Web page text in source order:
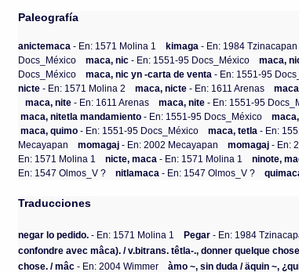
Paleografía
anictemaca - En: 1571 Molina 1 kimaga - En: 1984 Tzinacapan
Docs_México
maca, nic - En: 1551-95 Docs_México maca,
Docs_México
maca, nic yn -carta de venta - En: 1551-95
nicte - En: 1571 Molina 2 maca, nicte - En: 1611 Arenas
maca, nite - En: 1611 Arenas maca, nite - En: 1551-95
maca, nitetla mandamiento - En: 1551-95 Docs_México
maca, quimo - En: 1551-95 Docs_México maca, tetla - En:
Mecayapan
momagaj - En: 2002 Mecayapan momagaj - En:
En: 1571 Molina 1
nicte, maca - En: 1571 Molina 1 ninote,
En: 1547 Olmos_V ?
nitlamaca - En: 1547 Olmos_V ?
Traducciones
negar lo pedido. - En: 1571 Molina 1 Pegar - En: 1984
confondre avec mâca). / v.bitrans. têtla-., donner quelque
chose. / mâc - En: 2004 Wimmer àmo ~, sin duda / äquin ~,